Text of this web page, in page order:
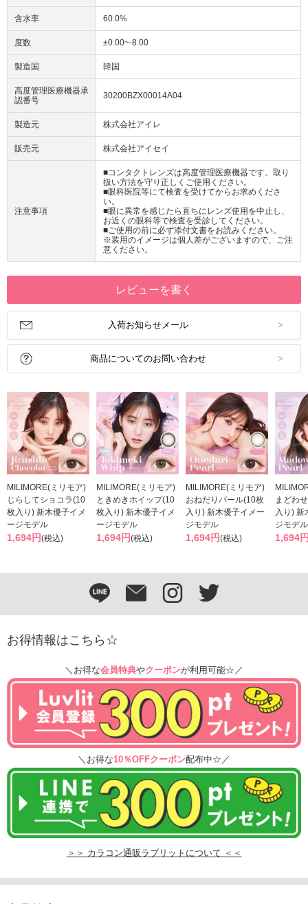
含水率 60.0%
度数 ±0.00~-8.00
製造国 韓国
高度管理医療機器承
認番号
30200BZX00014A04
製造元 株式会社アイレ
販売元 株式会社アイセイ
注意事項
■コンタクトレンズは高度管理医療機器です。取り
扱い方法を守り正しくご使用ください。
■眼科医院等にて検査を受けてからお求めくださ
い。
■眼に異常を感じたら直ちにレンズ使用を中止し、
お近くの眼科等で検査を受診してください。
■ご使用の前に必ず添付文書をお読みください。
※装用のイメージは個人差がございますので、ご注
意ください。
レビューを書く
入荷お知らせメール
商品についてのお問い合わせ
MILIMORE(ミリモア)
じらしてショコラ(10
枚入り) 新木優子イメ
ージモデル
1,694円(税込)
MILIMORE(ミリモア)
ときめきホイップ(10
枚入り) 新木優子イメ
ージモデル
1,694円(税込)
MILIMORE(ミリモア)
おねだりパール(10枚
入り) 新木優子イメー
ジモデル
1,694円(税込)
まどわ
入り) 新
ジモデル
1,694
お得情報はこちら☆
＼お得な会員特典やクーポンが利用可能☆／
＼お得な10％OFFクーポン配布中☆／
＞＞ カラコン通販ラブリットについて ＜＜